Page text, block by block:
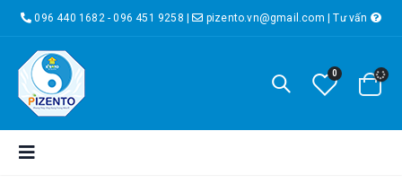
096 440 1682 - 096 451 9258 | pizento.vn@gmail.com |Tư vấn
0